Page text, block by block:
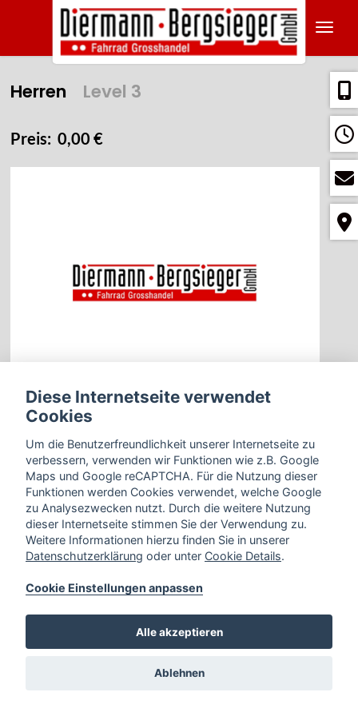
Herren Level 3
Preis: 0,00 €
Zurück
Diese Internetseite verwendet
Cookies
Um die Benutzerfreundlichkeit unserer Internetseite zu
verbessern, verwenden wir Funktionen wie z.B. Google
Maps und Google reCAPTCHA. Für die Nutzung dieser
Funktionen werden Cookies verwendet, welche Google
zu Analysezwecken nutzt. Durch die weitere Nutzung
dieser Internetseite stimmen Sie der Verwendung zu.
Weitere Informationen hierzu finden Sie in unserer
Datenschutzerklärung oder unter Cookie Details.
Cookie Einstellungen anpassen
Alle akzeptieren
Ablehnen